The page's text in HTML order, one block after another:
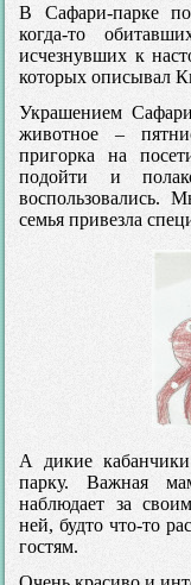
В Сафари-парке
когда-то
исчезнувших к
которых описывал
Украшением
животное –
пригорка на
подойти и
воспользовались.
семья привезла
А дикие
парку. Важная
наблюдает за
ней, будто что-то
гостям.